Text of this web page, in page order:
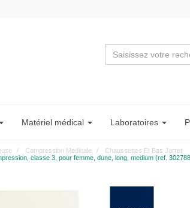
Matériel médical Laboratoires
Compression Medicale
Chaussettes Et Bas Jarret
classe 3, pour femme, dune, long, medium (ref.